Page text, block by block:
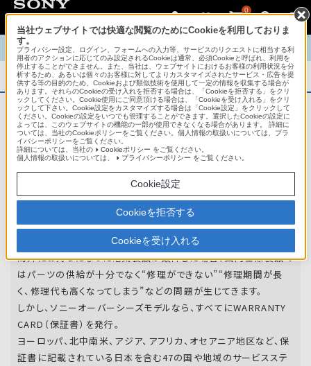
0
TOP 商品概要 商品情報 English 中文
商品概要
アフターサービス
オーバーシーズモデルは、いろいろな国
地域で共通の保証を実施しています。
世界47の国や地域で共通の保証サービスを実施し
ています。
海外にお持ちになった電気製品が故障した場合、国内仕様製品で
はパーツの供給が十分でなく“修理ができない”“修理期間が長
く、修理代も高くなってしまう”などの問題が生じてきます。
しかし、ソニーオーバーシーズモデルなら、すべてにWARRANTY
CARD（保証書）を発行。
ヨーロッパ、北中南米、アジア、アフリカ、オセアニア地区など、保
証書に記載されている日本を含む47の国や地域のサービスステ
当社ウェブサイトでは快適な閲覧のためにCookieを利用しておりま
す。
プライバシー設定、ログイン、フォームへの入力等、サービスのリクエストに相当する利
用者のアクションに応じてのみ設定されるCookieは通常、必須Cookieと呼ばれ、利用を
停止することができません。また、当社は、ウェブサイトにおけるお客様の利用状況を分
析するため、あるいは個々のお客様に対してよりカスタマイズされたサービス・広告を提
供する等の目的のため、Cookieおよび類似技術を使用して一定の情報を収集する場合が
あります。それらのCookieの受け入れを拒否する場合は、「Cookieを拒否する」をクリ
ックしてください。Cookie使用にご同意頂ける場合は、「Cookieを受け入れる」をクリ
ックして下さい。Cookie設定をカスタマイズする場合は「Cookie設定」をクリックして
ください。Cookieの設定をいつでも管理することができます。選択したCookieの設定に
よっては、このウェブサイトの機能の一部が使用できなくなる場合があります。 詳細に
ついては、当社のCookieポリシーをご覧ください。個人情報の取扱いについては、プラ
イバシーポリシーをご覧ください。
詳細については、当社の
Cookieポリシー をご覧ください。
個人情報の取扱いについては、
プライバシーポリシー をご覧ください。
Cookie設定
Cookieを拒否する
Cookieを受け入れる